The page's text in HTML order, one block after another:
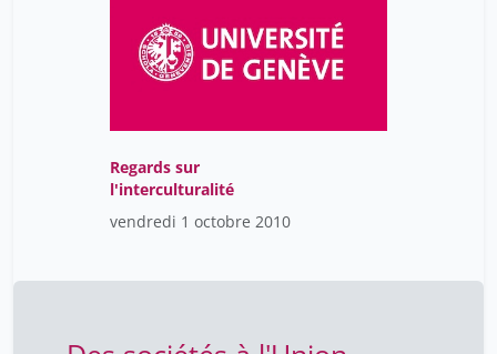
Regards sur
l'interculturalité
vendredi 1 octobre 2010